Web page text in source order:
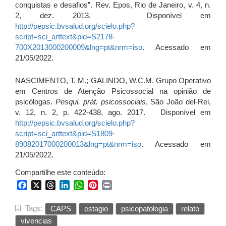
conquistas e desafios”. Rev. Epos, Rio de Janeiro, v. 4, n.
2, dez. 2013. Disponível em
http://pepsic.bvsalud.org/scielo.php?
script=sci_arttext&pid=S2178-
700X2013000200009&lng=pt&nrm=iso. Acessado em
21/05/2022.
NASCIMENTO, T. M.; GALINDO, W.C.M. Grupo Operativo
em Centros de Atenção Psicossocial na opinião de
psicólogas. Pesqui. prát. psicossociais, São João del-Rei,
v. 12, n. 2, p. 422-438, ago. 2017. Disponível em
http://pepsic.bvsalud.org/scielo.php?
script=sci_arttext&pid=S1809-
89082017000200013&lng=pt&nrm=iso. Acessado em
21/05/2022.
Compartilhe este conteúdo:
FacebookThreadsLinkedInWhatsApp
Pinterest
Tags: CAPS estagio psicopatologia
relato
vivencias